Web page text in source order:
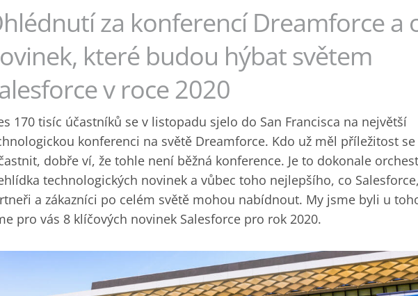
za konferencí Dreamforce a
které budou hýbat světem
v roce 2020
170 tisíc účastníků se v listopadu sjelo do San Francisca na největší
konferenci na světě Dreamforce. Kdo už měl příležitost
dobře ví, že tohle není běžná konference. Je to dokonale
technologických novinek a vůbec toho nejlepšího, co
a zákazníci po celém světě mohou nabídnout. My jsme byli u
pro vás 8 klíčových novinek Salesforce pro rok 2020.